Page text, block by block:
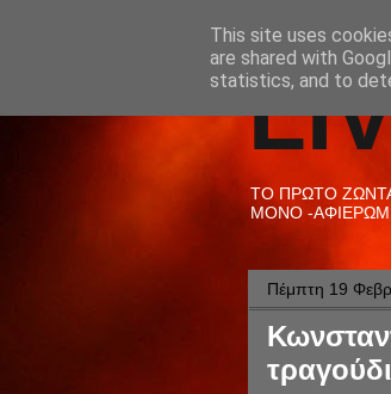
ΤΟ ΠΡΩΤΟ
ΜΟΝΟ -
Πέμπτη 19
This site uses
are shared with
statistics, and to